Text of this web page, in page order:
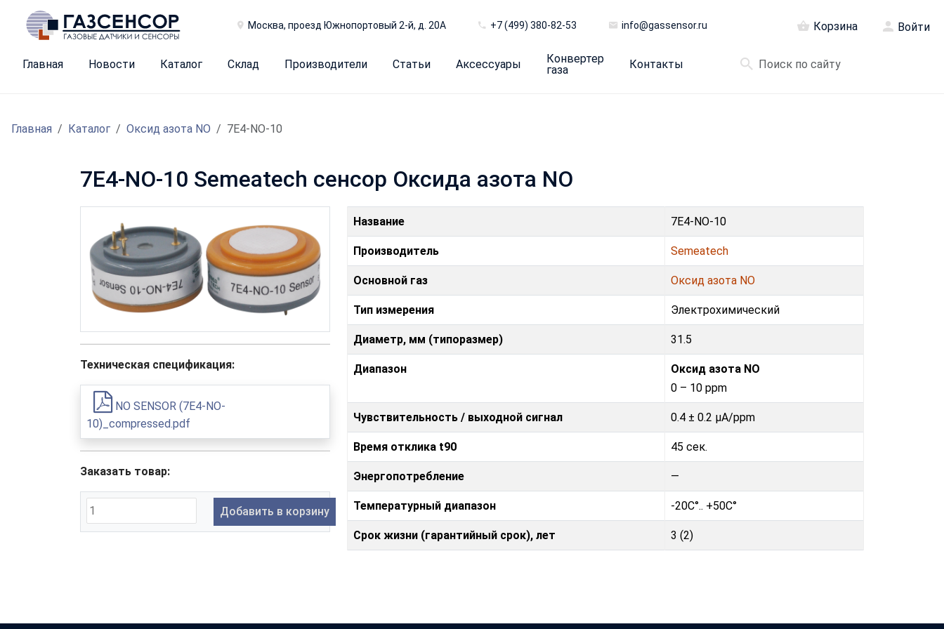
Москва, проезд Южнопортовый 2-й, д. 20А +7 (499) 380-82-53 info@gassensor.ru Корзина Войти
Главная Новости Каталог Склад Производители Статьи Аксессуары
Конвертер
газа
Контакты
Главная Каталог Оксид азота NO 7E4-NO-10
7E4-NO-10 Semeatech сенсор Оксида азота NO
Техническая спецификация:
NO SENSOR (7E4-NO-
10)_compressed.pdf
Заказать товар:
Добавить в корзину
Название 7E4-NO-10
Производитель Semeatech
Основной газ Оксид азота NO
Тип измерения Электрохимический
Диаметр, мм (типоразмер) 31.5
Диапазон
Оксид азота NO
0 – 10 ppm
Чувствительность / выходной сигнал 0.4 ± 0.2 μA/ppm
Время отклика t90 45 сек.
Энергопотребление —
Температурный диапазон -20C°.. +50C°
Срок жизни (гарантийный срок), лет 3 (2)